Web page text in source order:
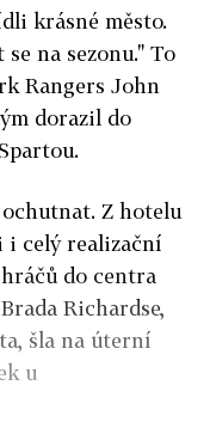
krásné město.
na sezonu." To
Rangers John
dorazil do
Z hotelu
i celý realizační
do centra
Richardse,
šla na úterní
u